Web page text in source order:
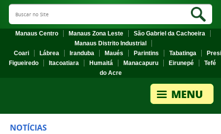
Search Site
Manaus Centro Manaus Zona Leste
São Gabriel da Cachoeira
Manaus Distrito Industrial
Coari
Lábrea Iranduba Maués Parintins Tabatinga
Figueiredo
Itacoatiara Humaitá Manacapuru Eirunepé
Tefé
do Acre
NOTÍCIAS